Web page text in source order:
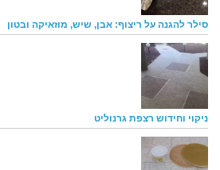
סילר להגנה על ריצוף: אבן, שיש, מוזאיקה ובטון
ניקוי וחידוש רצפת גרנוליט